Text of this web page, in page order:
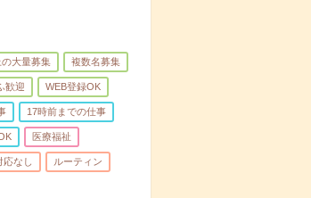
大量募集 複数名募集
歓迎 WEB登録OK
17時前までの仕事
医療福祉
応なし ルーティン